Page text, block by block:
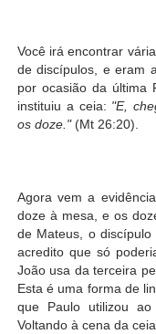
Você irá encontrar
de discípulos, e eram
por ocasião da última
instituiu a ceia: "E,
os doze."(Mt 26:20).
Agora vem a
doze à mesa, e os
de Mateus, o
acredito que só
João usa da terceira
Esta é uma forma de
que Paulo utilizou
Voltando à cena da